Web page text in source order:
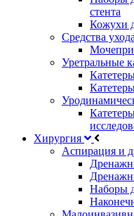
стента
Кожухи
Средства ухода
Уретральные
Хирургия
Аспирация и
Наборы